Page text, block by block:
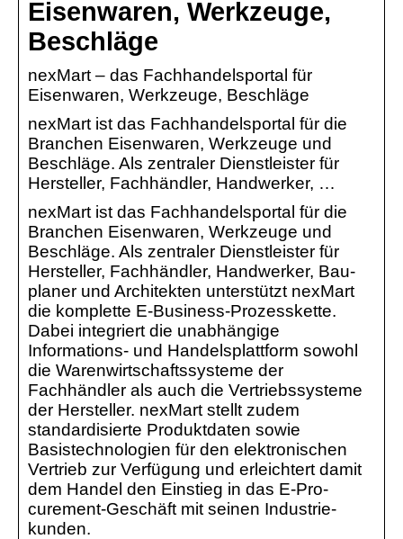
Eisenwaren, Werkzeuge,
Beschläge
nexMart – das Fachhandelsportal für
Eisenwaren, Werkzeuge, Beschläge
nexMart ist das Fachhandelsportal für die
Branchen Eisenwaren, Werkzeuge und
Beschläge. Als zentraler Dienstleister für
Hersteller, Fachhändler, Handwerker, …
nexMart ist das Fachhandelsportal für die
Branchen Eisenwaren, Werkzeuge und
Beschläge. Als zentraler Dienstleister für
Hersteller, Fachhändler, Hand­werker, Bau­
planer und Architekten unter­stützt nexMart
die komplette E-Business-Prozesskette.
Dabei integriert die unabhängige
Informations- und Handelsplattform sowohl
die Warenwirtschaftssysteme der
Fachhändler als auch die Vertriebssysteme
der Hersteller. nexMart stellt zudem
standardisierte Produkt­daten sowie
Basistechnologien für den elektro­nischen
Vertrieb zur Verfügung und erleichtert damit
dem Handel den Einstieg in das E-Pro­
curement-Geschäft mit seinen Industrie­
kunden.